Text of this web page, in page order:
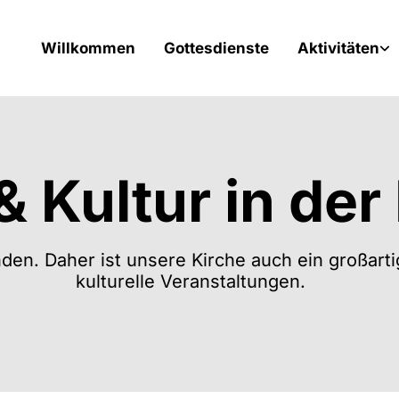
Willkommen Gottesdienste Aktivitäten
Kultur in der
Daher ist unsere Kirche auch ein
kulturelle Veranstaltungen.